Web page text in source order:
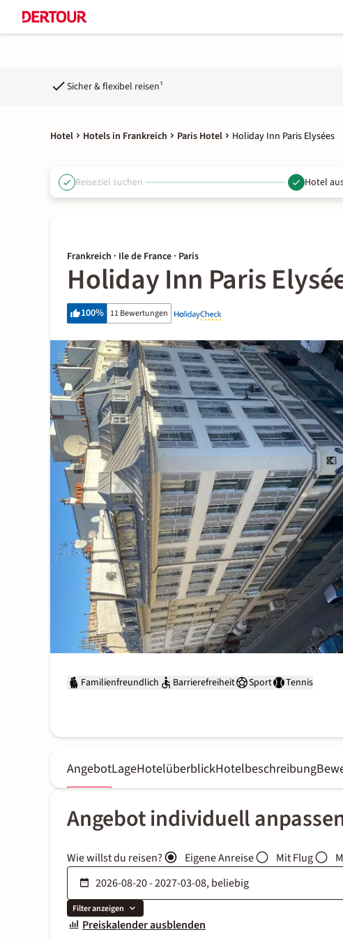
Sicher & flexibel reisen¹
Hotel Hotels in Frankreich Paris Hotel Holiday Inn Paris Elysées
Reiseziel suchen Hotel
Frankreich · Ile de France · Paris
Holiday Inn Paris
100% 11 Bewertungen
Familienfreundlich Barrierefreiheit Sport Tennis
AngebotLageHotelüberblickHotelbeschreibung
Angebot individuell
Wie willst du reisen? Eigene Anreise Mit Flug
Filter anzeigen
Preiskalender ausblenden